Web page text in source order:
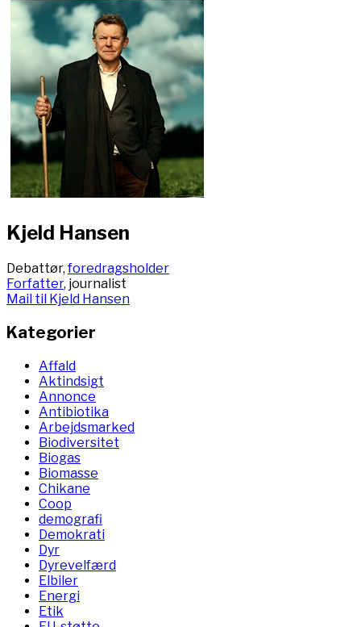
Kjeld Hansen
Debattør,foredragsholder
Forfatter, journalist
Mail til Kjeld Hansen
Kategorier
Affald
Aktindsigt
Annonce
Antibiotika
Arbejdsmarked
Biodiversitet
Biogas
Biomasse
Chikane
Coop
demografi
Demokrati
Dyr
Dyrevelfærd
Elbiler
Energi
Etik